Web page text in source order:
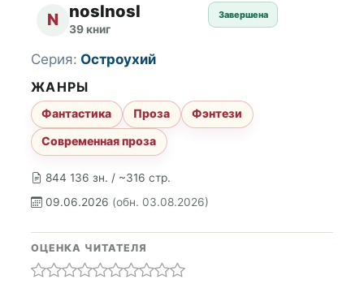
N noslnosl
39 книг
Завершена
844 136 зн. / ~316 стр.
09.06.2026 (обн. 03.08.2026)
Серия: Остроухий
ЖАНРЫ
Фантастика Проза
Фэнтези
Современная проза
ОЦЕНКА ЧИТАТЕЛЯ